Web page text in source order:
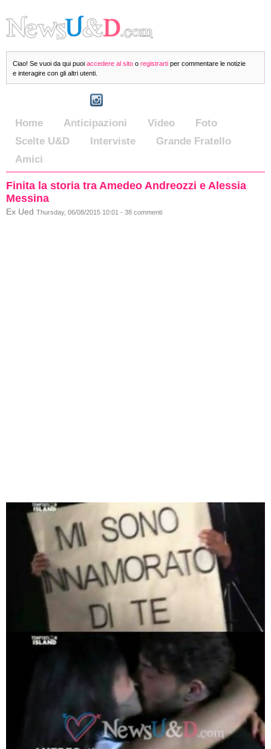
Ciao! Se vuoi da qui puoi accedere al sito o registrarti per commentare le notizie
e interagire con gli altri utenti.
Home Anticipazioni Video
Foto
Scelte U&D
Interviste
Grande Fratello
Amici
Finita la storia tra Amedeo Andreozzi e Alessia
Messina
Ex Ued Thursday, 06/08/2015 10:01 - 38 commenti